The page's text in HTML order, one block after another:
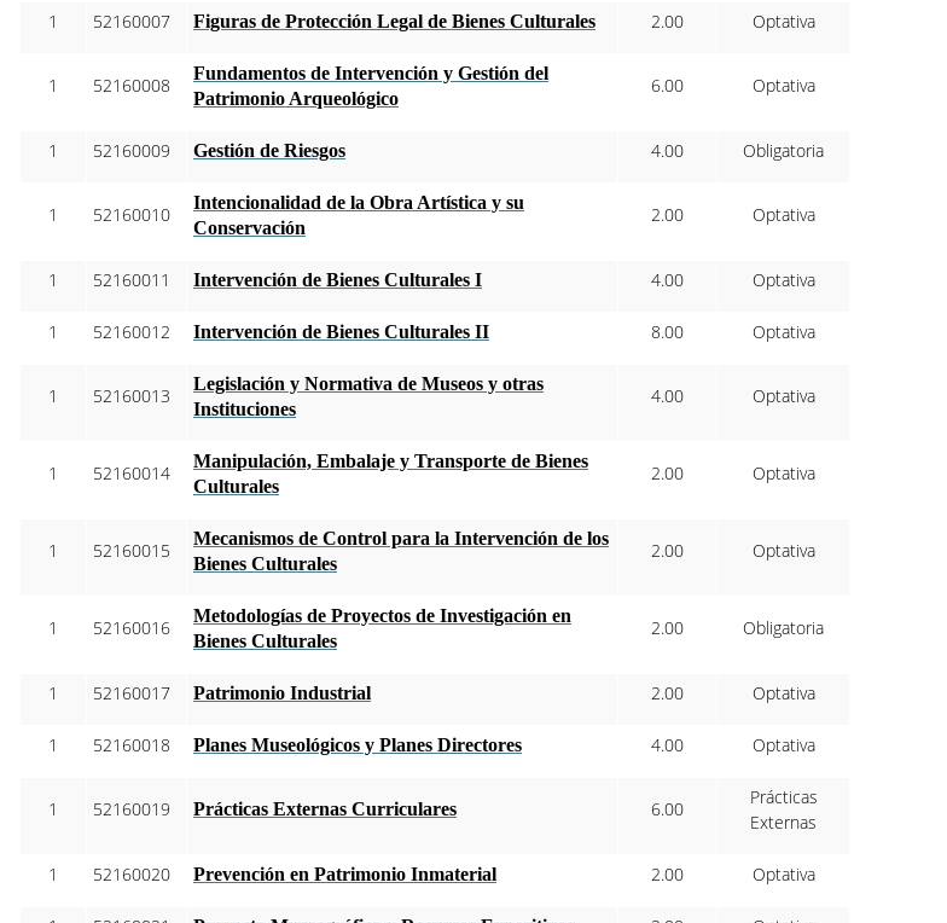
1 52160007 Figuras de Protección Legal de Bienes Culturales 2.00 Optativa
1 52160008
Fundamentos de Intervención y Gestión del
Patrimonio Arqueológico
6.00 Optativa
1 52160009 Gestión de Riesgos 4.00 Obligatoria
1 52160010
Intencionalidad de la Obra Artística y su
Conservación
2.00 Optativa
1 52160011 Intervención de Bienes Culturales I 4.00 Optativa
1 52160012 Intervención de Bienes Culturales II 8.00 Optativa
1 52160013
Legislación y Normativa de Museos y otras
Instituciones
4.00 Optativa
1 52160014
Manipulación, Embalaje y Transporte de Bienes
Culturales
2.00 Optativa
1 52160015
Mecanismos de Control para la Intervención de los
Bienes Culturales
2.00 Optativa
1 52160016
Metodologías de Proyectos de Investigación en
Bienes Culturales
2.00 Obligatoria
1 52160017 Patrimonio Industrial 2.00 Optativa
1 52160018 Planes Museológicos y Planes Directores 4.00 Optativa
1 52160019 Prácticas Externas Curriculares 6.00
Prácticas
Externas
1 52160020 Prevención en Patrimonio Inmaterial 2.00 Optativa